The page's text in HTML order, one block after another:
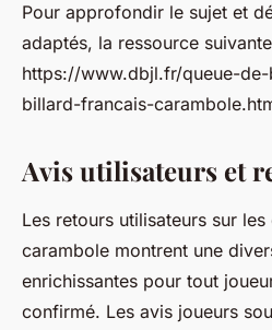
Pour approfondir le sujet et
adaptés, la ressource
https://www.dbjl.fr/queue-
billard-francais-
Avis utilisateurs et
Les retours utilisateurs sur
carambole montrent une
enrichissantes pour tout
confirmé. Les avis joueurs